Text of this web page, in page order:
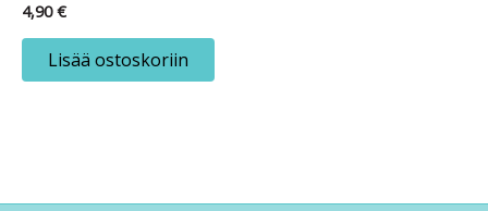
4,90€
Lisää ostoskoriin